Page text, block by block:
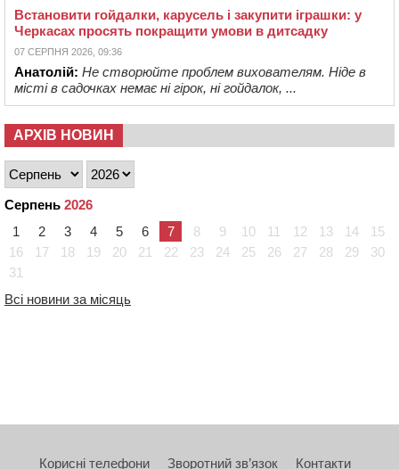
Встановити гойдалки, карусель і закупити іграшки: у
Черкасах просять покращити умови в дитсадку
07 СЕРПНЯ 2026, 09:36
Анатолій: Не створюйте проблем вихователям. Ніде в
місті в садочках немає ні гірок, ні гойдалок, ...
АРХІВ НОВИН
Серпень 2026
1
2 3 4 5 6 7 8 9 10 11 12 13 14
15
16
17 18 19 20 21 22 23 24 25 26 27 28 29
30
31
Всі новини за місяць
Корисні телефони Зворотний зв’язок Контакти